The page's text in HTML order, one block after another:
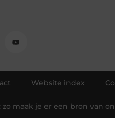
Website index
maak je er een bron van